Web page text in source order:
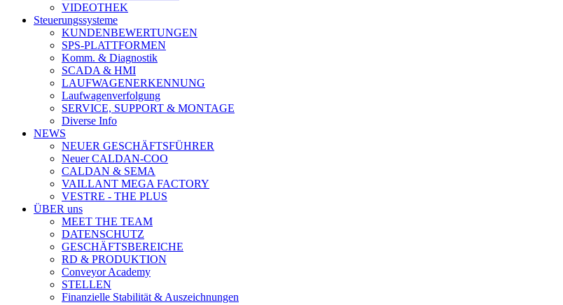
VIDEOTHEK
Steuerungssysteme
KUNDENBEWERTUNGEN
SPS-PLATTFORMEN
Komm. & Diagnostik
SCADA & HMI
LAUFWAGENERKENNUNG
Laufwagenverfolgung
SERVICE, SUPPORT & MONTAGE
Diverse Info
NEWS
NEUER GESCHÄFTSFÜHRER
Neuer CALDAN-COO
CALDAN & SEMA
VAILLANT MEGA FACTORY
VESTRE - THE PLUS
ÜBER uns
MEET THE TEAM
DATENSCHUTZ
GESCHÄFTSBEREICHE
RD & PRODUKTION
Conveyor Academy
STELLEN
Finanzielle Stabilität & Auszeichnungen